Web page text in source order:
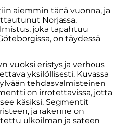
aiemmin tänä vuonna, ja
Norjassa.
joka tapahtuu
on täydessä
vuoksi eristys ja verhous
yksilöllisesti. Kuvassa
tehdasvalmisteinen
on irrotettavissa, jotta
käsiksi. Segmentit
ja rakenne on
ulkoilman ja sateen